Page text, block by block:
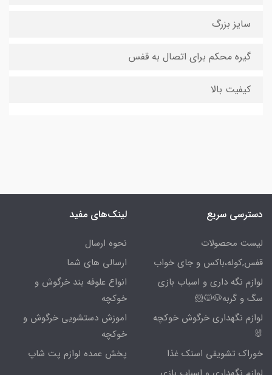
سایز بزرگ
گیره محکم برای اتصال به قفس
کیفیت بالا
دسترسی سریع
لیست محصولات
قفس,کوله،باکس و جای خواب
لوازم نگه داری و اسباب بازی
سگ و گربه🐶🐱🐹
لوازم نگهداری خرگوش خوکچه
🐰
خوراک تشویقی اسنک غذا
لینک‌های مفید
نحوه ارسال
ارسالی های شما
انواع علوفه بند خرگوش و
خوکچه
اموزش دستشویی خرگوش و
خوکچه
پخش عمده لوازم پت شاپ